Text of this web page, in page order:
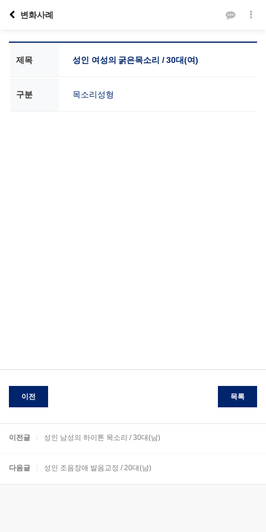
변화사례
제목 성인 여성의 굵은목소리 / 30대(여)
구분 목소리성형
이전 목록
이전글 성인 남성의 하이톤 목소리 / 30대(남)
다음글 성인 조음장애 발음교정 / 20대(남)